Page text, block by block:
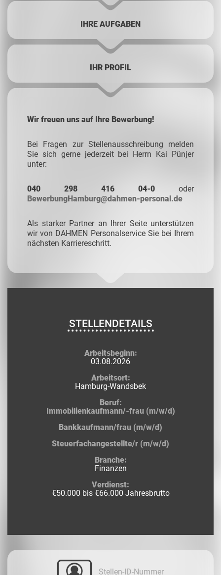
IHRE AUFGABEN
IHR PROFIL
Wir freuen uns auf Ihre Bewerbung!
Bei Fragen zur Stellenausschreibung melden
Sie sich gerne jederzeit bei Herrn Kai Pünjer
unter:
040 298 416 04-0 oder
BewerbungHamburg@dahmen-personal.de
Als starker Partner an Ihrer Seite unterstützen
wir von DAHMEN Personalservice Sie bei Ihrem
nächsten Karriereschritt.
STELLENDETAILS
Arbeitsbeginn:
03.08.2026
Arbeitsort:
Hamburg-Wandsbek
Beruf:
Immobilienkaufmann/-frau (m/w/d)
Bankkaufmann/frau (m/w/d)
Steuerfachangestellte/r (m/w/d)
Branche:
Finanzen
Verdienst:
€50.000 bis €66.000 Jahresbrutto
Stellen-ID-Nummer